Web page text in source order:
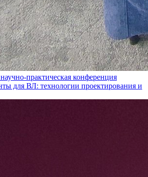
практическая конференция
для ВЛ: технологии проектирования и